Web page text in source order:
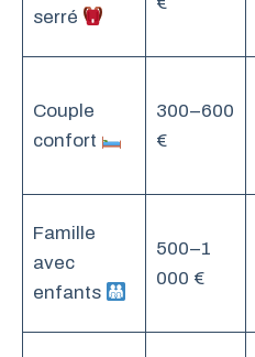
serré
Couple
confort
300–600
€
Famille
avec
enfants
500–1
000 €